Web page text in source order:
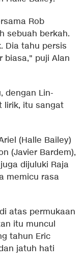
Rob
sebuah berkah.
Dia tahu persis
biasa," puji Alan
dengan Lin-
lirik, itu sangat
(Halle Bailey)
(Javier Bardem),
dijuluki Raja
memicu rasa
atas permukaan
itu muncul
tahun Eric
jatuh hati